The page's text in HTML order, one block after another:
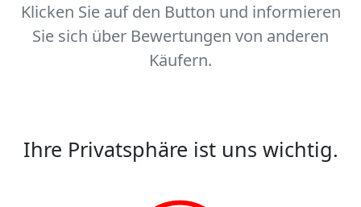
Klicken Sie auf den Button und informieren
Sie sich über Bewertungen von anderen
Käufern.
Ihre Privatsphäre ist uns wichtig.